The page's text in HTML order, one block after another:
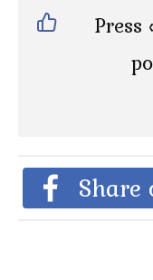
Press
Share